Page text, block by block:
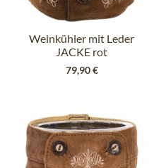
Weinkühler mit Leder
JACKE rot
dunkelbraun
79,90 €